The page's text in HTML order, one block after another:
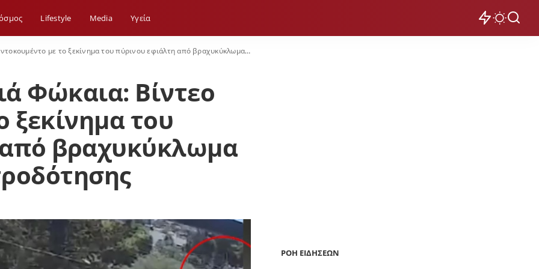
Lifestyle Media Yγεία
με το ξεκίνημα του πύρινου εφιάλτη από βραχυκύκλωμα σε καλώδια ηλεκτροδότησης
Φώκαια: Βίντεο
ξεκίνημα του
βραχυκύκλωμα
ΡΟΗ ΕΙΔΗΣΕΩΝ